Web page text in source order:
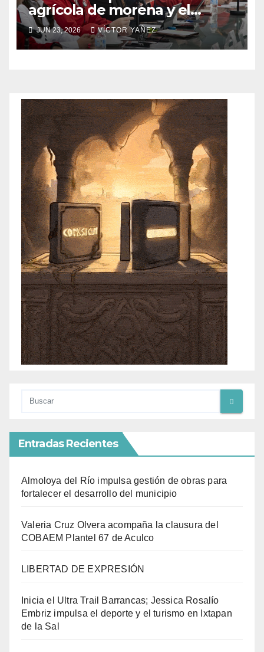
agrícola de morena y el
abandono al campo
mexicano
JUN 23, 2026 VÍCTOR YAÑEZ
Entradas Recientes
Almoloya del Río impulsa gestión de obras para
fortalecer el desarrollo del municipio
Valeria Cruz Olvera acompaña la clausura del
COBAEM Plantel 67 de Aculco
LIBERTAD DE EXPRESIÓN
Inicia el Ultra Trail Barrancas; Jessica Rosalío
Embriz impulsa el deporte y el turismo en Ixtapan
de la Sal